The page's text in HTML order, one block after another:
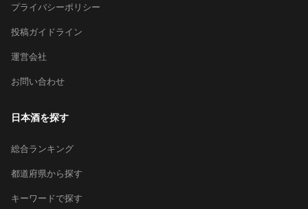
プライバシーポリシー
投稿ガイドライン
運営会社
お問い合わせ
日本酒を探す
総合ランキング
都道府県から探す
キーワードで探す